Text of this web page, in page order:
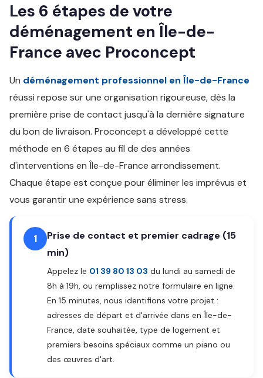
Les 6 étapes de votre
déménagement en Île-de-
France avec Proconcept
Un déménagement professionnel en Île-de-France
réussi repose sur une organisation rigoureuse, dès la
première prise de contact jusqu'à la dernière signature
du bon de livraison. Proconcept a développé cette
méthode en 6 étapes au fil de des années
d'interventions en Île-de-France arrondissement.
Chaque étape est conçue pour éliminer les imprévus et
vous garantir une expérience sans stress.
1
Prise de contact et premier cadrage (15
min)
Appelez le 01 39 80 13 03 du lundi au samedi de
8h à 19h, ou remplissez notre formulaire en ligne.
En 15 minutes, nous identifions votre projet :
adresses de départ et d'arrivée dans en Île-de-
France, date souhaitée, type de logement et
premiers besoins spéciaux comme un piano ou
des œuvres d'art.